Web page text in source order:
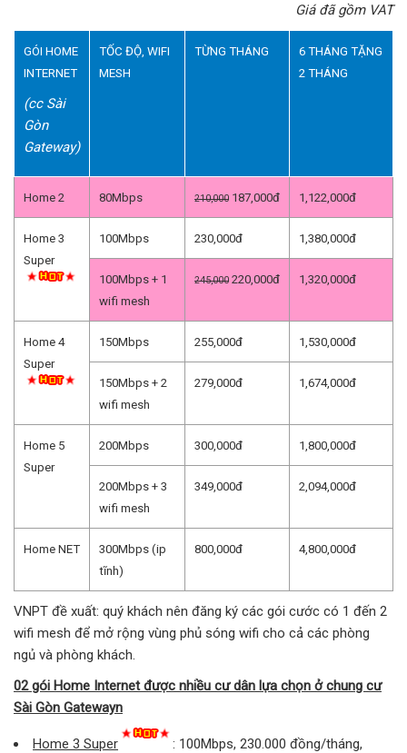
Giá đã gồm VAT
GÓI HOME
INTERNET
(cc Sài
Gòn
Gateway)
TỐC ĐỘ, WIFI
MESH
TỪNG THÁNG
6 THÁNG TẶNG
2 THÁNG
Home 2 80Mbps 210,000 187,000đ 1,122,000đ
Home 3
Super
100Mbps 230,000đ 1,380,000đ
100Mbps + 1
wifi mesh
245,000 220,000đ 1,320,000đ
Home 4
Super
150Mbps 255,000đ 1,530,000đ
150Mbps + 2
wifi mesh
279,000đ 1,674,000đ
Home 5
Super
200Mbps 300,000đ 1,800,000đ
200Mbps + 3
wifi mesh
349,000đ 2,094,000đ
Home NET
300Mbps (ip
tĩnh)
800,000đ 4,800,000đ
VNPT đề xuất: quý khách nên đăng ký các gói cước có 1 đến 2
wifi mesh để mở rộng vùng phủ sóng wifi cho cả các phòng
ngủ và phòng khách.
02 gói Home Internet được nhiều cư dân lựa chọn ở chung cư
Sài Gòn Gatewayn
Home 3 Super
: 100Mbps, 230.000 đồng/tháng,